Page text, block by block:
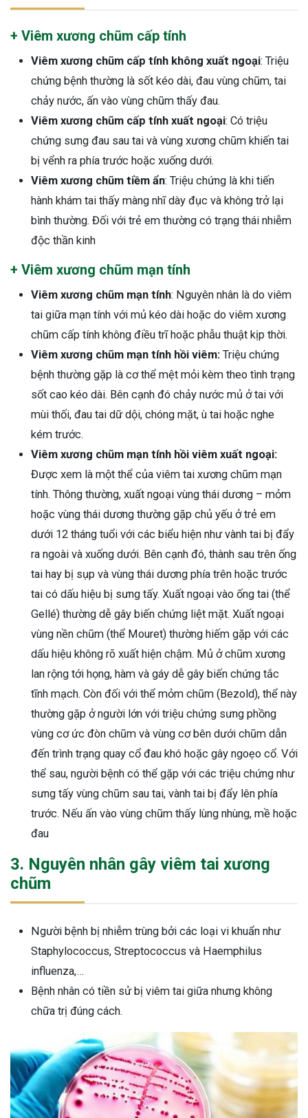
Sau Sinh Có Tự Khỏi
Thông Tin Cần Biết
sau sinh là tình trạng viêm da
phổ biến, khiến đôi bàn tay,
của chị em trở nên khô...
+ Viêm xương chũm cấp tính
Viêm xương chũm cấp tính không xuất ngoại: Triệu
chứng bệnh thường là sốt kéo dài, đau vùng chũm, tai
chảy nước, ấn vào vùng chũm thấy đau.
Viêm xương chũm cấp tính xuất ngoại: Có triệu
chứng sưng đau sau tai và vùng xương chũm khiến tai
bị vểnh ra phía trước hoặc xuống dưới.
Viêm xương chũm tiềm ẩn: Triệu chứng là khi tiến
hành khám tai thấy màng nhĩ dày đục và không trở lại
bình thường. Đối với trẻ em thường có trạng thái nhiễm
độc thần kinh
+ Viêm xương chũm mạn tính
Viêm xương chũm mạn tính: Nguyên nhân là do viêm
tai giữa mạn tính với mủ kéo dài hoặc do viêm xương
chũm cấp tính không điều trĩ hoặc phẫu thuật kịp thời.
Viêm xương chũm mạn tính hồi viêm: Triệu chứng
bệnh thường gặp là cơ thể mệt mỏi kèm theo tình trạng
sốt cao kéo dài. Bên cạnh đó chảy nước mủ ở tai với
mùi thối, đau tai dữ dội, chóng mặt, ù tai hoặc nghe
kém trước.
Viêm xương chũm mạn tính hồi viêm xuất ngoại:
Được xem là một thể của viêm tai xương chũm mạn
tính. Thông thường, xuất ngoại vùng thái dương – mỏm
hoặc vùng thái dương thường gặp chủ yếu ở trẻ em
dưới 12 tháng tuổi với các biểu hiện như vành tai bị đẩy
ra ngoài và xuống dưới. Bên cạnh đó, thành sau trên ống
tai hay bị sụp và vùng thái dương phía trên hoặc trước
tai có dấu hiệu bị sưng tấy. Xuất ngoại vào ống tai (thể
Gellé) thường dễ gây biến chứng liệt mặt. Xuất ngoại
vùng nền chũm (thể Mouret) thường hiếm gặp với các
dấu hiệu không rõ xuất hiện chậm. Mủ ở chũm xương
lan rộng tới họng, hàm và gáy dễ gây biến chứng tắc
tĩnh mạch. Còn đối với thể mỏm chũm (Bezold), thể này
thường gặp ở người lớn với triệu chứng sưng phồng
vùng cơ ức đòn chũm và vùng cơ bên dưới chũm dẫn
đến trình trạng quay cổ đau khó hoặc gây ngoẹo cổ. Với
thể sau, người bệnh có thể gặp với các triệu chứng như
sưng tấy vùng chũm sau tai, vành tai bị đẩy lên phía
trước. Nếu ấn vào vùng chũm thấy lùng nhùng, mề hoặc
đau
3. Nguyên nhân gây viêm tai xương
chũm
Người bệnh bị nhiễm trùng bởi các loại vi khuẩn như
Staphylococcus, Streptococcus và Haemphilus
influenza,…
Bệnh nhân có tiền sử bị viêm tai giữa nhưng không
chữa trị đúng cách.